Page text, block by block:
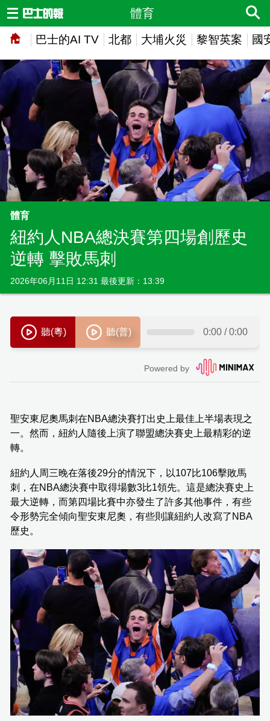
巴士的AI TV 北都 大埔火災 黎智英案 國
體育
體育
紐約人NBA總決賽第四場創歷史
逆轉 擊敗馬刺
2026年06月11日 12:31 最後更新：13:39
聖安東尼奧馬刺在NBA總決賽打出史上最佳上半場表現之
一。然而，紐約人隨後上演了聯盟總決賽史上最精彩的逆
轉。
紐約人周三晚在落後29分的情況下，以107比106擊敗馬
刺，在NBA總決賽中取得場數3比1領先。這是總決賽史上
最大逆轉，而第四場比賽中亦發生了許多其他事件，有些
令形勢完全傾向聖安東尼奧，有些則讓紐約人改寫了NBA
歷史。